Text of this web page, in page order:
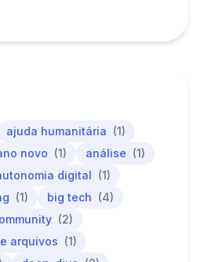
ajuda humanitária (1)
novo (1) análise (1)
digital (1)
(1) big tech (4)
(2)
arquivos (1)